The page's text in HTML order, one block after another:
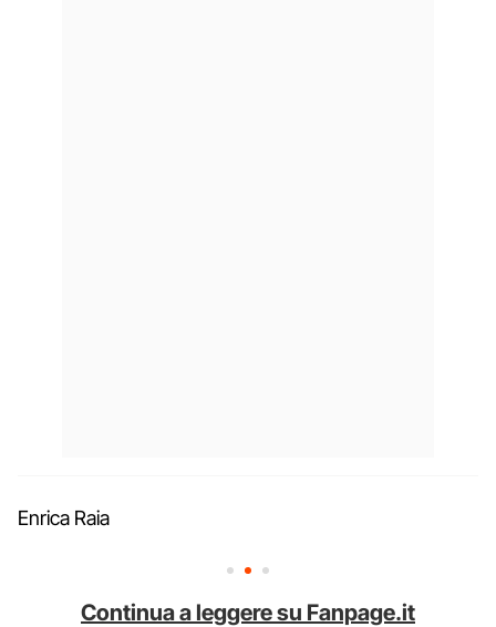
Enrica Raia
Continua a leggere su Fanpage.it